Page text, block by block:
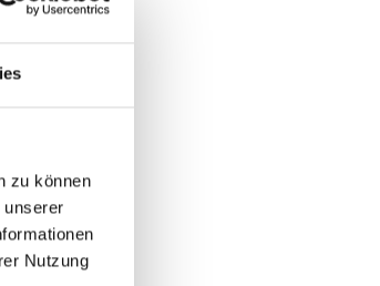
zu können
unserer
Nutzung